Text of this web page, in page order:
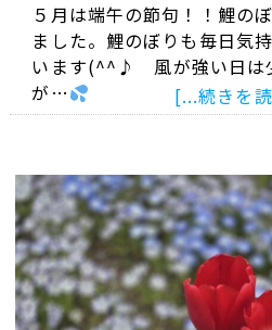
５月は端午の節句！！鯉の
ました。鯉のぼりも毎日気
います(^^♪ 風が強い日は
が…
[...続きを